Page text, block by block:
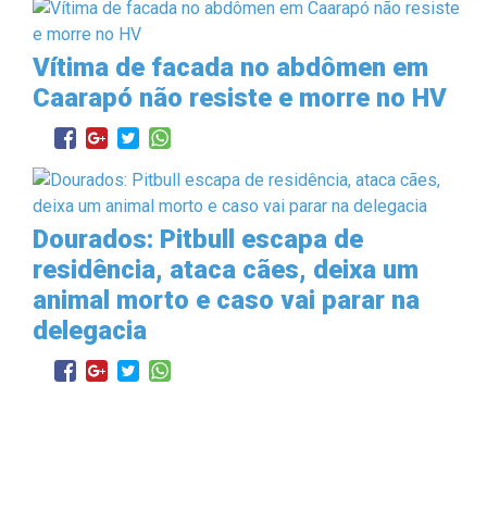
Vítima de facada no abdômen em
Caarapó não resiste e morre no HV
Dourados: Pitbull escapa de
residência, ataca cães, deixa um
animal morto e caso vai parar na
delegacia